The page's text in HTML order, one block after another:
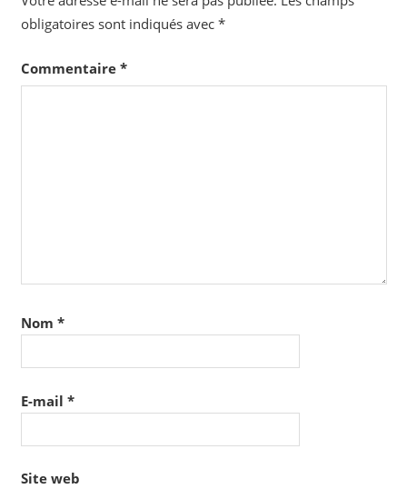
obligatoires sont indiqués avec *
Commentaire *
Nom *
E-mail *
Site web